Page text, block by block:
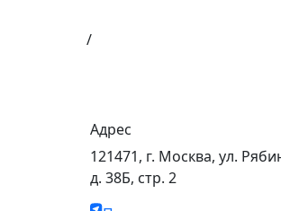
/
Адрес
121471, г. Москва, ул.
д. 38Б, стр. 2